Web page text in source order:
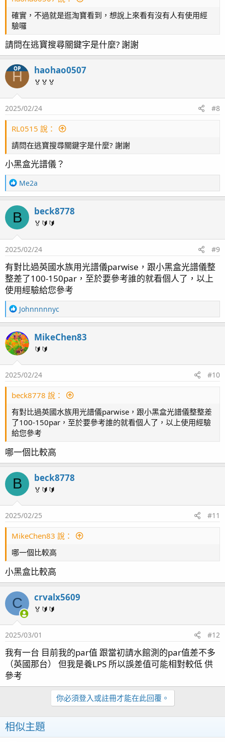
確實，不過就是逛淘寶看到，想說上來看有沒有人有使用經
驗囉
請問在逃寶搜尋關鍵字是什麼? 謝謝
OP
H haohao0507
🏅🏅🏅
2025/02/24 #8
RL0515 說：
請問在逃寶搜尋關鍵字是什麼? 謝謝
小黑盒光譜儀？
R
e
c
t
i
o
n
：
Me2a
B beck8778
🏅🔰🔰
2025/02/24 #9
有對比過英國水族用光譜儀parwise，跟小黑盒光譜儀整
整差了100-150par，至於要參考誰的就看個人了，以上
使用經驗給您參考
R
e
c
t
i
o
n
：
Johnnnnnyc
MikeChen83
🔰🔰
2025/02/24 #10
beck8778 說：
有對比過英國水族用光譜儀parwise，跟小黑盒光譜儀整整差
了100-150par，至於要參考誰的就看個人了，以上使用經驗
給您參考
哪一個比較高
B beck8778
🏅🔰🔰
2025/02/25 #11
MikeChen83 說：
哪一個比較高
小黑盒比較高
C crvalx5609
🏅🔰🔰
2025/03/01 #12
我有一台 目前我的par值 跟當初請水館測的par值差不多
（英國那台） 但我是養LPS 所以誤差值可能相對較低 供
參考
你必須登入或註冊才能在此回覆。
相似主題